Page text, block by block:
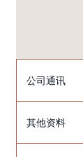
公司通讯
其他资料